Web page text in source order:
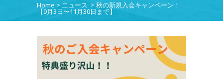
Home > ニュース > 秋の新規入会キャンペーン！
【9月3日〜11月30日まで】